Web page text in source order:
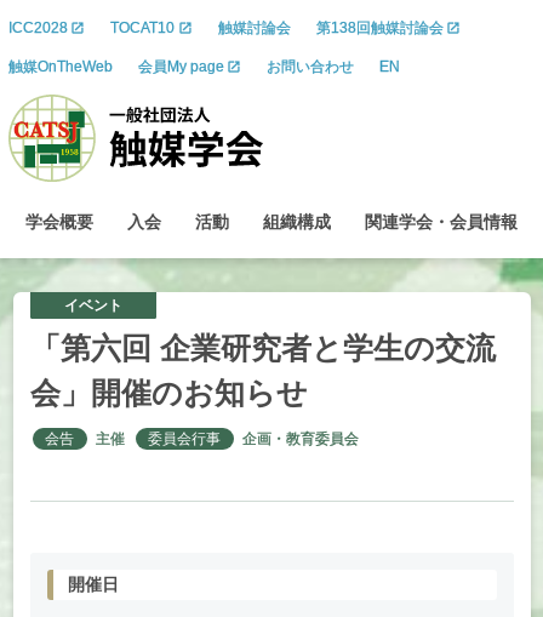
ICC2028 TOCAT10 触媒討論会 第138回触媒討論会
触媒OnTheWeb 会員My page お問い合わせ EN
学会概要 入会 活動 組織構成 関連学会 ・ 会員情報
イベント
「第六回 企業研究者と学生の交流
会」
開催のお知らせ
会告 主催 委員会行事 企画・教育委員会
開催日